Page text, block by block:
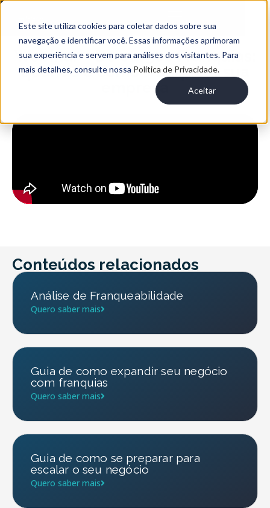
Este site utiliza cookies para coletar dados sobre sua
navegação e identificar você. Essas informações aprimoram
sua experiência e servem para análises dos visitantes. Para
mais detalhes, consulte nossa Política de Privacidade.
Aceitar
Webinar – De 0 a 500 Franquias:
quando e como franquear sua
empresa
Conteúdos relacionados
Análise de Franqueabilidade
Quero saber mais
Guia de como expandir seu negócio
com franquias
Quero saber mais
Guia de como se preparar para
escalar o seu negócio
Quero saber mais